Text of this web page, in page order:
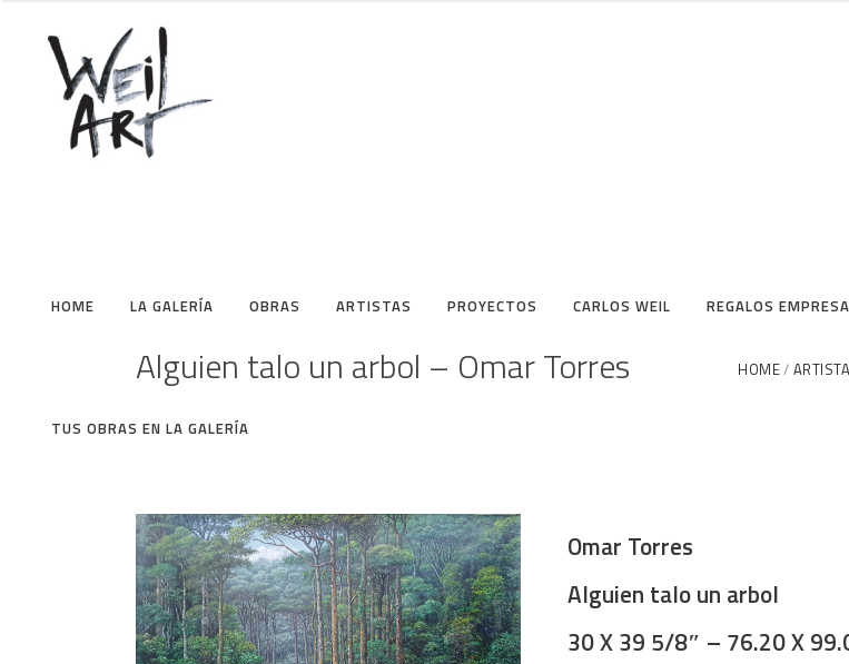
HOME LA GALERÍA OBRAS ARTISTAS PROYECTOS CARLOS WEIL REGALOS
TUS OBRAS EN LA GALERÍA
Alguien talo un arbol – Omar Torres HOME
Omar Torres
Alguien talo un arbol
30 X 39 5/8″ – 76.20 X